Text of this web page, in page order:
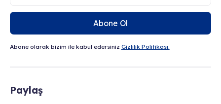
Abone Ol
Abone olarak bizim ile kabul edersiniz Gizlilik Politikası.
Paylaş